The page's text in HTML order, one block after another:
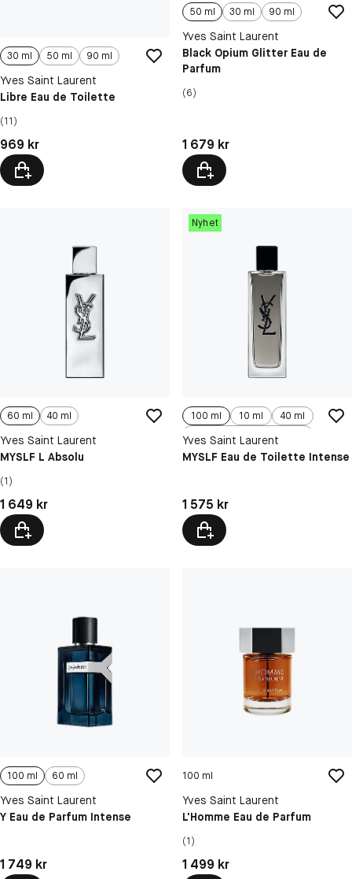
30 ml 50 ml 90 ml
Yves Saint Laurent
Libre Eau de Toilette
(11)
Pris: 969 kr
969 kr
50 ml 30 ml 90 ml
Yves Saint Laurent
Black Opium Glitter Eau de
Parfum
(6)
Pris: 1 679 kr
1 679 kr
60 ml 40 ml
Yves Saint Laurent
MYSLF L Absolu
(1)
Pris: 1 649 kr
1 649 kr
Nyhet
100 ml 10 ml
40 ml
60 ml
Yves Saint Laurent
MYSLF Eau de Toilette Intense
Pris: 1 575 kr
1 575 kr
100 ml 60 ml
Yves Saint Laurent
Y Eau de Parfum Intense
Pris: 1 749 kr
1 749 kr
100 ml
Yves Saint Laurent
L'Homme Eau de Parfum
(1)
Pris: 1 499 kr
1 499 kr